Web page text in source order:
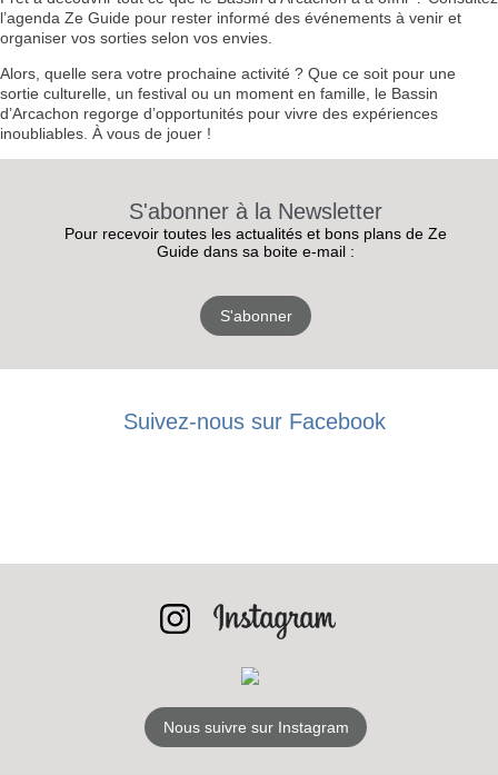
LES
l’agenda Ze Guide pour rester informé des événements à venir et
organiser vos sorties selon vos envies.
Alors, quelle sera votre prochaine activité ? Que ce soit pour une
sortie culturelle, un festival ou un moment en famille, le Bassin
d’Arcachon regorge d’opportunités pour vivre des expériences
inoubliables. À vous de jouer !
S'abonner à la Newsletter
Pour recevoir toutes les actualités et bons plans de Ze
Guide dans sa boite e-mail :
S'abonner
Suivez-nous sur Facebook
Nous suivre sur Instagram